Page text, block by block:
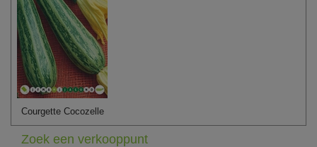
Courgette Cocozelle
Zoek een verkooppunt